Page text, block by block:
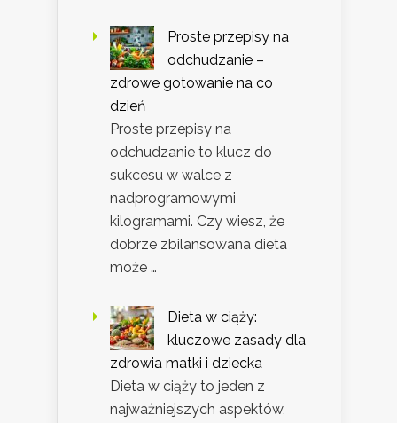
Proste przepisy na
odchudzanie –
zdrowe gotowanie na co
dzień
Proste przepisy na
odchudzanie to klucz do
sukcesu w walce z
nadprogramowymi
kilogramami. Czy wiesz, że
dobrze zbilansowana dieta
może …
Dieta w ciąży:
kluczowe zasady dla
zdrowia matki i dziecka
Dieta w ciąży to jeden z
najważniejszych aspektów,